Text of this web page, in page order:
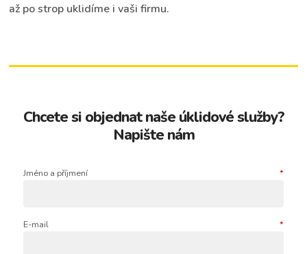
až po strop uklidíme i vaši firmu.
Chcete si objednat naše úklidové služby?
Napište nám
Jméno a příjmení *
E-mail *